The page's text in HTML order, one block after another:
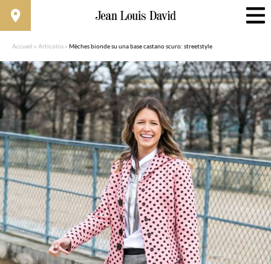
Accueil » Articolos » Mèches bionde su una base castano scuro: streetstyle